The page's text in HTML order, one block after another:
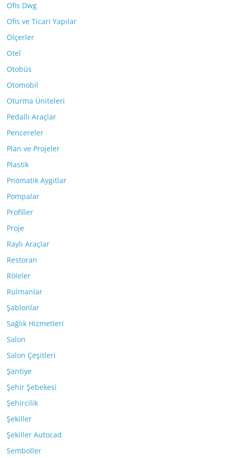
Ofis Dwg
Ofis ve Ticari Yapılar
Ölçerler
Otel
Otobüs
Otomobil
Oturma Üniteleri
Pedallı Araçlar
Pencereler
Plan ve Projeler
Plastik
Pnömatik Aygıtlar
Pompalar
Profiller
Proje
Raylı Araçlar
Restoran
Röleler
Rulmanlar
Şablonlar
Sağlık Hizmetleri
Salon
Salon Çeşitleri
Şantiye
Şehir Şebekesi
Şehircilik
Şekiller
Şekiller Autocad
Semboller